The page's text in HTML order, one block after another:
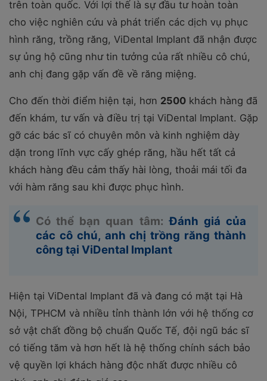
trên toàn quốc. Với lợi thế là sự đầu tư hoàn toàn
cho việc nghiên cứu và phát triển các dịch vụ phục
hình răng, trồng răng, ViDental Implant đã nhận được
sự ủng hộ cũng như tin tưởng của rất nhiều cô chú,
anh chị đang gặp vấn đề về răng miệng.
Cho đến thời điểm hiện tại, hơn 2500 khách hàng đã
đến khám, tư vấn và điều trị tại ViDental Implant. Gặp
gỡ các bác sĩ có chuyên môn và kinh nghiệm dày
dặn trong lĩnh vực cấy ghép răng, hầu hết tất cả
khách hàng đều cảm thấy hài lòng, thoải mái tối đa
với hàm răng sau khi được phục hình.
Có thể bạn quan tâm:Đánh giá của
các cô chú, anh chị trồng răng thành
công tại ViDental Implant
Hiện tại ViDental Implant đã và đang có mặt tại Hà
Nội, TPHCM và nhiều tỉnh thành lớn với hệ thống cơ
sở vật chất đồng bộ chuẩn Quốc Tế, đội ngũ bác sĩ
có tiếng tăm và hơn hết là hệ thống chính sách bảo
vệ quyền lợi khách hàng độc nhất được nhiều cô